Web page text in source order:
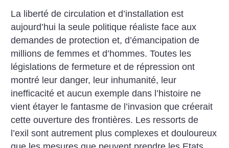
La liberté de circulation et d’installation est
aujourd’hui la seule politique réaliste face aux
demandes de protection et, d’émancipation de
millions de femmes et d’hommes. Toutes les
législations de fermeture et de répression ont
montré leur danger, leur inhumanité, leur
inefficacité et aucun exemple dans l’histoire ne
vient étayer le fantasme de l’invasion que créerait
cette ouverture des frontières. Les ressorts de
l’exil sont autrement plus complexes et douloureux